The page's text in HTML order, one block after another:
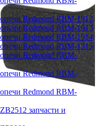
Redmond RBM-1912
Redmond RBM-1913
Redmond RBM-1914
Redmond RBM-1915
Redmond RBM-
Redmond RBM-
Redmond RBM-
запчасти и